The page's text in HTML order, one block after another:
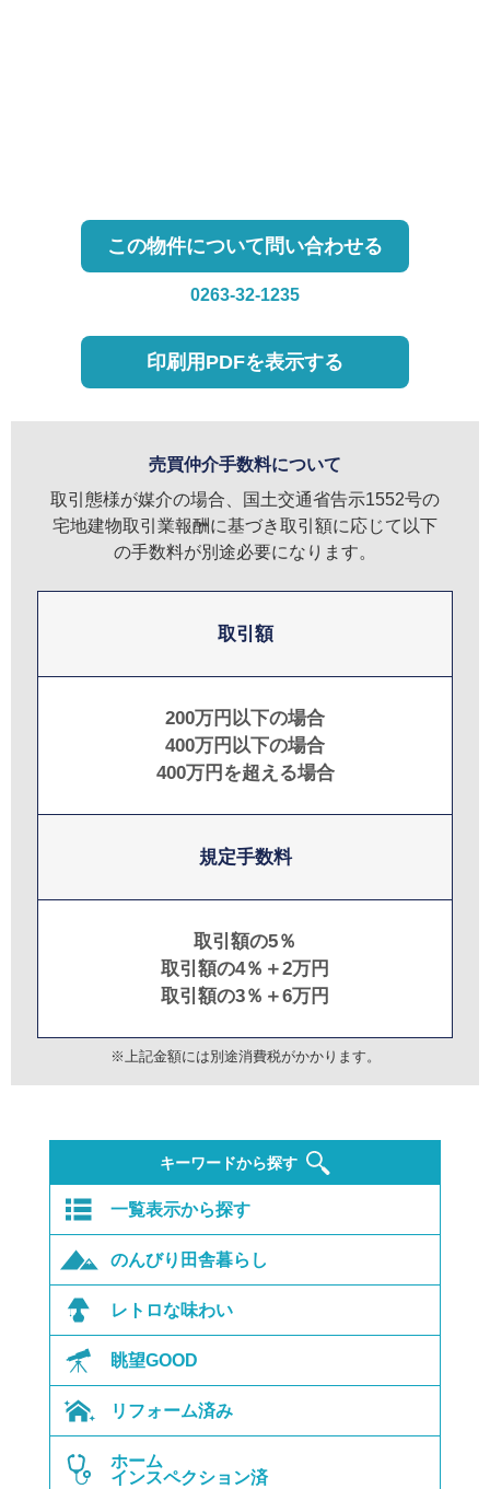
この物件について問い合わせる
0263-32-1235
印刷用PDFを表示する
売買仲介手数料について
取引態様が媒介の場合、国土交通省告示1552号の
宅地建物取引業報酬に基づき取引額に応じて以下
の手数料が別途必要になります。
取引額
200万円以下の場合
400万円以下の場合
400万円を超える場合
規定手数料
取引額の5％
取引額の4％＋2万円
取引額の3％＋6万円
※上記金額には別途消費税がかかります。
キーワードから探す
一覧表示から探す
のんびり田舎暮らし
レトロな味わい
眺望GOOD
リフォーム済み
ホーム
インスペクション済